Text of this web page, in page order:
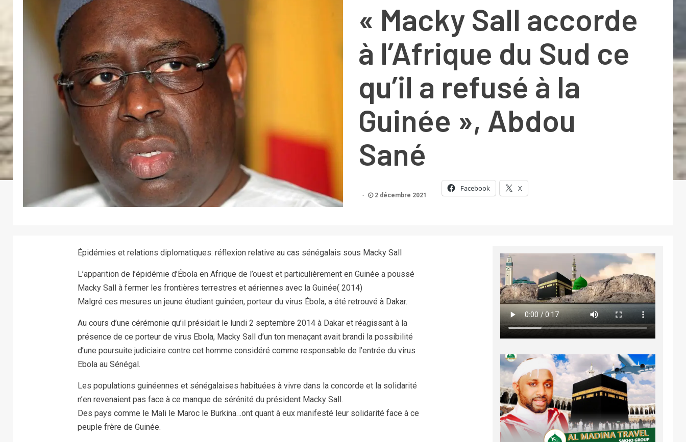
« Macky Sall accorde
à l’Afrique du Sud ce
qu’il a refusé à la
Guinée », Abdou
Sané
2 décembre 2021
Facebook X
Épidémies et relations diplomatiques: réflexion relative au cas sénégalais sous Macky Sall
L’apparition de l’épidémie d’Ébola en Afrique de l’ouest et particulièrement en Guinée a poussé
Macky Sall à fermer les frontières terrestres et aériennes avec la Guinée( 2014)
Malgré ces mesures un jeune étudiant guinéen, porteur du virus Ébola, a été retrouvé à Dakar.
Au cours d’une cérémonie qu’il présidait le lundi 2 septembre 2014 à Dakar et réagissant à la
présence de ce porteur de virus Ebola, Macky Sall d’un ton menaçant avait brandi la possibilité
d’une poursuite judiciaire contre cet homme considéré comme responsable de l’entrée du virus
Ebola au Sénégal.
Les populations guinéennes et sénégalaises habituées à vivre dans la concorde et la solidarité
n’en revenaient pas face à ce manque de sérénité du président Macky Sall.
Des pays comme le Mali le Maroc le Burkina…ont quant à eux manifesté leur solidarité face à ce
peuple frère de Guinée.